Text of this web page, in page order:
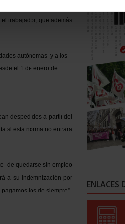
en las mesas de
trabajador, que además
autónomas y a los
el 1 de enero de
despedidos a partir del
si esta norma no entrara
de quedarse sin empleo
a su indemnización por
los de siempre”.
ENLACES